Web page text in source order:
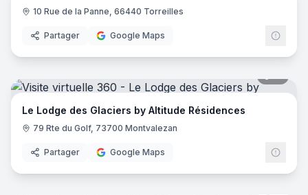
10 Rue de la Panne, 66440 Torreilles
Partager Google Maps
Le Lodge des Glaciers by Altitude Résidences
79 Rte du Golf, 73700 Montvalezan
Partager Google Maps